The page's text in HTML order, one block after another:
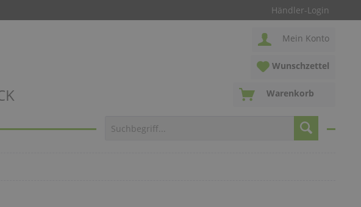
Händler-Login
Mein Konto
Wunschzettel
Warenkorb